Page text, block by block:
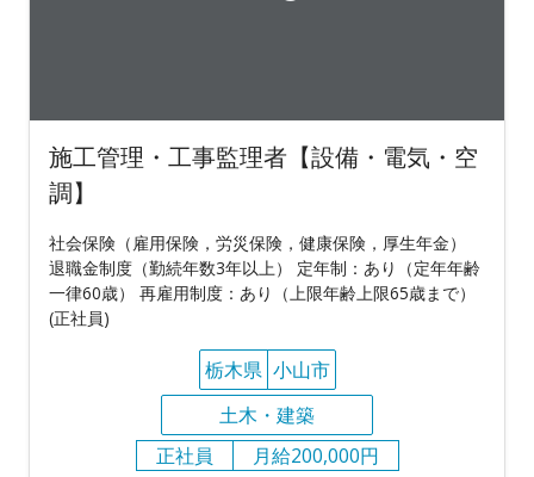
施工管理・工事監理者【設備・電気・空
調】
社会保険（雇用保険，労災保険，健康保険，厚生年金）
退職金制度（勤続年数3年以上） 定年制：あり（定年年齢
一律60歳） 再雇用制度：あり（上限年齢上限65歳まで）
(正社員)
栃木県 小山市
土木・建築
正社員
月給200,000円